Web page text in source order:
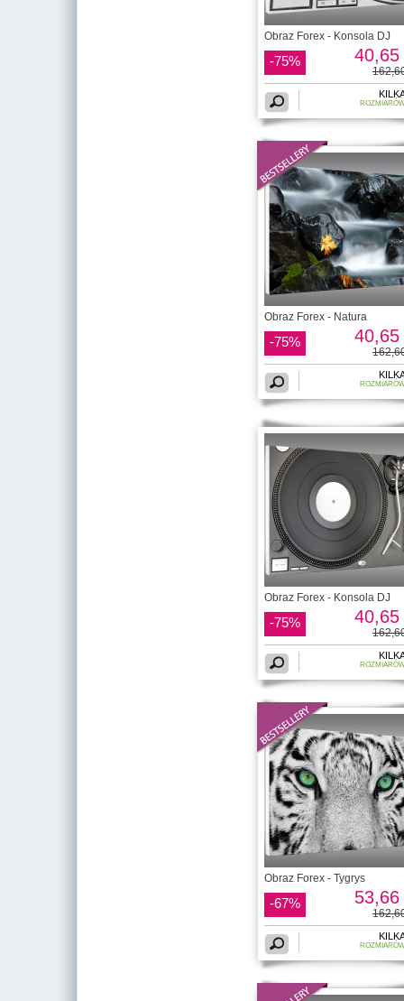
Obraz Forex - Konsola DJ
-75% 40,65
Obraz Forex - Natura
-75% 40,65
Obraz Forex - Konsola DJ
-75% 40,65
Obraz Forex - Tygrys
-67% 53,66